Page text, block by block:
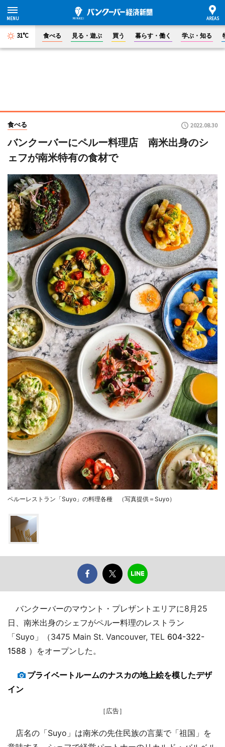
31°C 食べる 見る・遊ぶ 買う 暮らす・働く 学ぶ・知る
食べる 2022.08.30
バンクーバーにペルー料理店 南米出身のシ
ェフが南米特有の食材で
ペルーレストラン「Suyo」の料理各種 （写真提供＝Suyo）
バンクーバーのマウント・プレザントエリアに8月25
日、南米出身のシェフがペルー料理のレストラン
「Suyo」（3475 Main St. Vancouver, TEL 604-322-
1588 ）をオープンした。
プライベートルームのナスカの地上絵を模したデザ
イン
［広告］
店名の「Suyo」は南米の先住民族の言葉で「祖国」を